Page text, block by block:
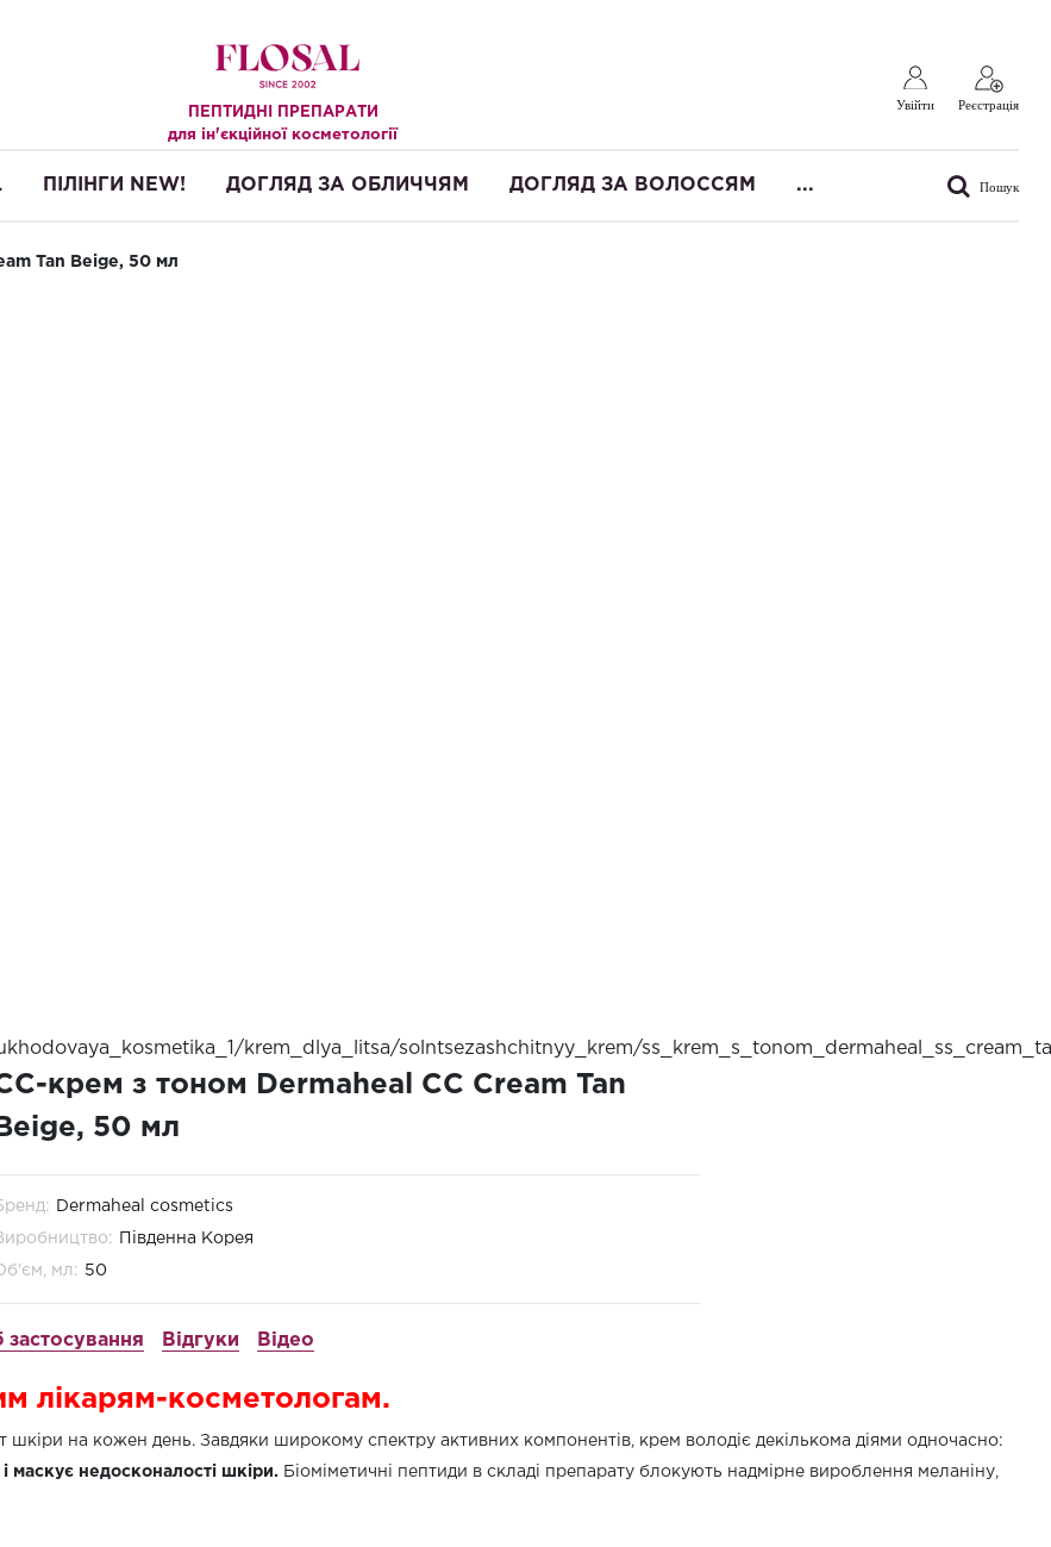
ПЕПТИДНІ ПРЕПАРАТИ
для ін'єкційної косметології
Увійти Реєстрація
ПІЛІНГИ NEW! ДОГЛЯД ЗА ОБЛИЧЧЯМ ДОГЛЯД ЗА ВОЛОССЯМ ... Пошук
Tan Beige, 50 мл
krem_dlya_litsa/solntsezashchitnyy_krem/
крем з тоном Dermaheal СС Cream Tan
Beige, 50 мл
Dermaheal cosmetics
Південна Корея
мл: 50
застосування Відгуки Відео
лікарям-косметологам.
шкіри на кожен день. Завдяки широкому спектру активних компонентів, крем володіє декількома діями одночасно:
недосконалості шкіри.Біоміметичні пептиди в складі препарату блокують надмірне вироблення меланіну,